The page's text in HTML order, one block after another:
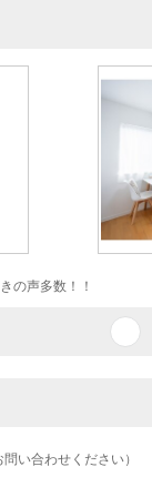
の声多数！！
い合わせください）